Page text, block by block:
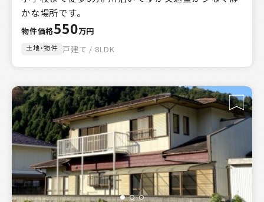
絞り込み
区分
売買
賃貸
賃貸or売買
物件種別
土地のみ
物件のみ 土地・物件
土地・物件・農地
エリア
自治体を選択する
高浜町
かな場所です。
物件価格550万円
土地・物件 戸建て / 8LDK